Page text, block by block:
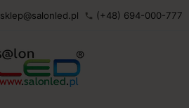
sklep@salonled.pl phone (+48) 694-000-777